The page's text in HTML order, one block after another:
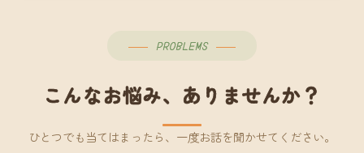
PROBLEMS
こんなお悩み、ありませんか？
ひとつでも当てはまったら、一度お話を聞かせてください。